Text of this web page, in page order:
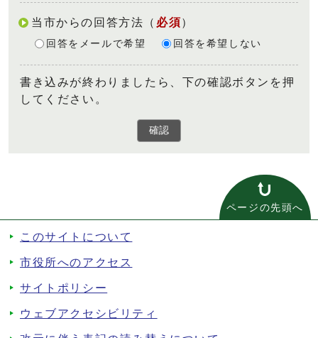
当市からの回答方法 （ 必須）
回答をメールで希望 回答を希望しない
書き込みが終わりましたら、下の確認ボタンを押
してください。
確認
ページの先頭へ
このサイトについて
市役所へのアクセス
サイトポリシー
ウェブアクセシビリティ